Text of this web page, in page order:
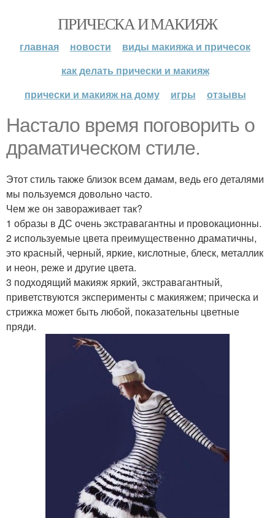
ПРИЧЕСКА И МАКИЯЖ
главная новости
виды макияжа и причесок
как делать прически и макияж
прически и макияж на дому
игры отзывы
Настало время поговорить о
драматическом стиле.
Этот стиль также близок всем дамам, ведь его деталями
мы пользуемся довольно часто.
Чем же он завораживает так?
1 образы в ДС очень экстравагантны и провокационны.
2 используемые цвета преимущественно драматичны,
это красный, черный, яркие, кислотные, блеск, металлик
и неон, реже и другие цвета.
3 подходящий макияж яркий, экстравагантный,
приветствуются эксперименты с макияжем; прическа и
стрижка может быть любой, показательны цветные
пряди.